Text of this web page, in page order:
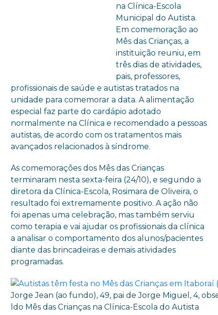
na Clínica-Escola
Municipal do Autista.
Em comemoração ao
Mês das Crianças, a
instituição reuniu, em
três dias de atividades,
pais, professores,
profissionais de saúde e autistas tratados na
unidade para comemorar a data. A alimentação
especial faz parte do cardápio adotado
normalmente na Clínica e recomendado a pessoas
autistas, de acordo com os tratamentos mais
avançados relacionados à síndrome.
As comemorações dos Mês das Crianças
terminaram nesta sexta-feira (24/10), e segundo a
diretora da Clínica-Escola, Rosimara de Oliveira, o
resultado foi extremamente positivo. A ação não
foi apenas uma celebração, mas também serviu
como terapia e vai ajudar os profissionais da clínica
a analisar o comportamento dos alunos/pacientes
diante das brincadeiras e demais atividades
programadas.
Jorge Jean (ao fundo), 49, pai de Jorge Miguel, 4,
ldo Mês das Crianças na Clínica-Escola do Autista